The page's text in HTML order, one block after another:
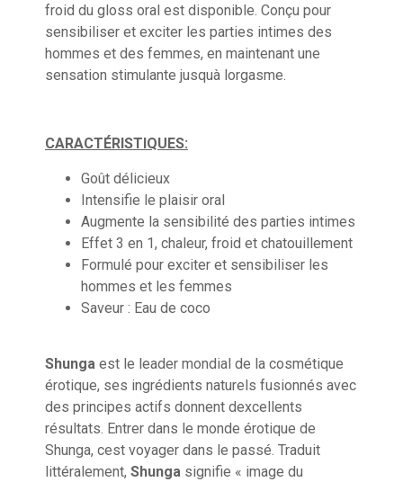
froid du gloss oral est disponible. Conçu pour
sensibiliser et exciter les parties intimes des
hommes et des femmes, en maintenant une
sensation stimulante jusquà lorgasme.
CARACTÉRISTIQUES:
Goût délicieux
Intensifie le plaisir oral
Augmente la sensibilité des parties intimes
Effet 3 en 1, chaleur, froid et chatouillement
Formulé pour exciter et sensibiliser les
hommes et les femmes
Saveur : Eau de coco
Shunga est le leader mondial de la cosmétique
érotique, ses ingrédients naturels fusionnés avec
des principes actifs donnent dexcellents
résultats. Entrer dans le monde érotique de
Shunga, cest voyager dans le passé. Traduit
littéralement, Shunga signifie « image du